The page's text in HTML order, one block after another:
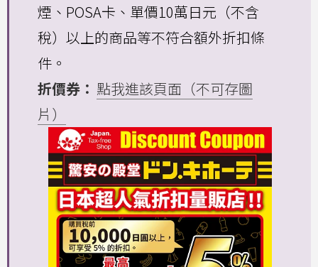
煙、POSA卡、單價10萬日元（不含
稅）以上的商品等不符合額外折扣條
件。
折價券： 點我進該頁面（不可存圖
片）